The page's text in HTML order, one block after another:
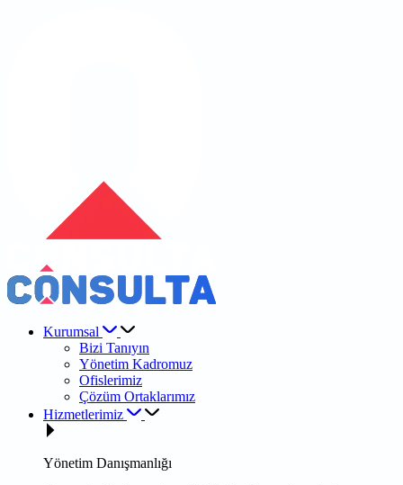
Kurumsal
Bizi Tanıyın
Yönetim Kadromuz
Ofislerimiz
Çözüm Ortaklarımız
Hizmetlerimiz
Yönetim Danışmanlığı